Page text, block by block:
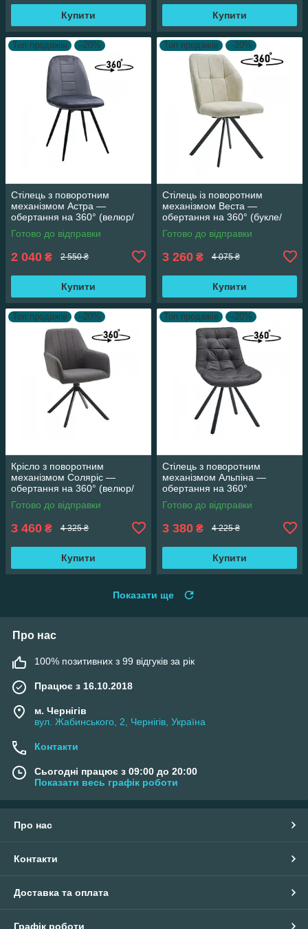
Купити Купити
Топ продажів –20%
Стілець з поворотним
механізмом Астра —
обертання на 360° (велюр/
темно-сірий)
Готово до відправки
2 040 ₴ 2 550 ₴
Купити
Топ продажів –20%
Стілець із поворотним
механізмом Веста —
обертання на 360° (букле/
бежевий)
Готово до відправки
3 260 ₴ 4 075 ₴
Купити
Топ продажів –20%
Крісло з поворотним
механізмом Соляріс —
обертання на 360° (велюр/
сірий)
Готово до відправки
3 460 ₴ 4 325 ₴
Купити
Топ продажів –20%
Стілець з поворотним
механізмом Альпіна —
обертання на 360°
(мікрофібра/сірий вінтаж)
Готово до відправки
3 380 ₴ 4 225 ₴
Купити
Показати ще
Про нас
100% позитивних з 99 відгуків за рік
Працює з 16.10.2018
м. Чернігів
вул. Жабинського, 2, Чернігів, Україна
Контакти
Сьогодні працює з 09:00 до 20:00
Показати весь графік роботи
Про нас
Контакти
Доставка та оплата
Графік роботи